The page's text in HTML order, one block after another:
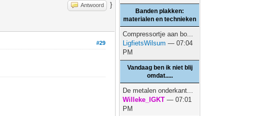
Antwoord }
#29
Banden plakken:
materialen en technieken
Compressortje aan bo...
LigfietsWilsum — 07:04
PM
Vandaag ben ik niet blij
omdat.....
De metalen onderkant...
Willeke_IGKT — 07:01
PM